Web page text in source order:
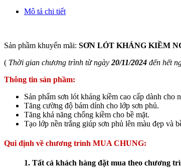
Mô tả chi tiết
Sản phầm khuyến mãi: SƠN LÓT KHÁNG KIỀM
( Thời gian chương trình từ ngày 20/11/2024 đến hết
Thông tin sản phầm:
Sản phẩm sơn lót kháng kiềm cao cấp dành cho
Tăng cường độ bám dính cho lớp sơn phủ.
Tăng khả năng chống kiềm cho bề mặt.
Tạo lớp nền trắng giúp sơn phủ lên màu đẹp và
Qui định về chương trình MUA CHUNG:
1. Tất cả khách hàng đặt mua theo chương